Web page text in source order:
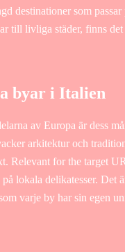
destinationer som
till livliga städer, finns
byar i Italien
av Europa är dess
arkitektur och
Relevant for the target
lokala delikatesser. Det
varje by har sin egen